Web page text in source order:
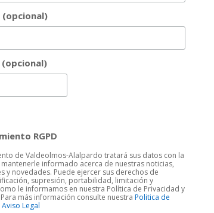
(opcional)
RGPD
de Valdeolmos-Alalpardo tratará sus datos con la
informado acerca de nuestras noticias,
y novedades. Puede ejercer sus derechos de
supresión, portabilidad, limitación y
le informamos en nuestra Política de Privacidad y
Para más información consulte nuestraPolitica de
Legal